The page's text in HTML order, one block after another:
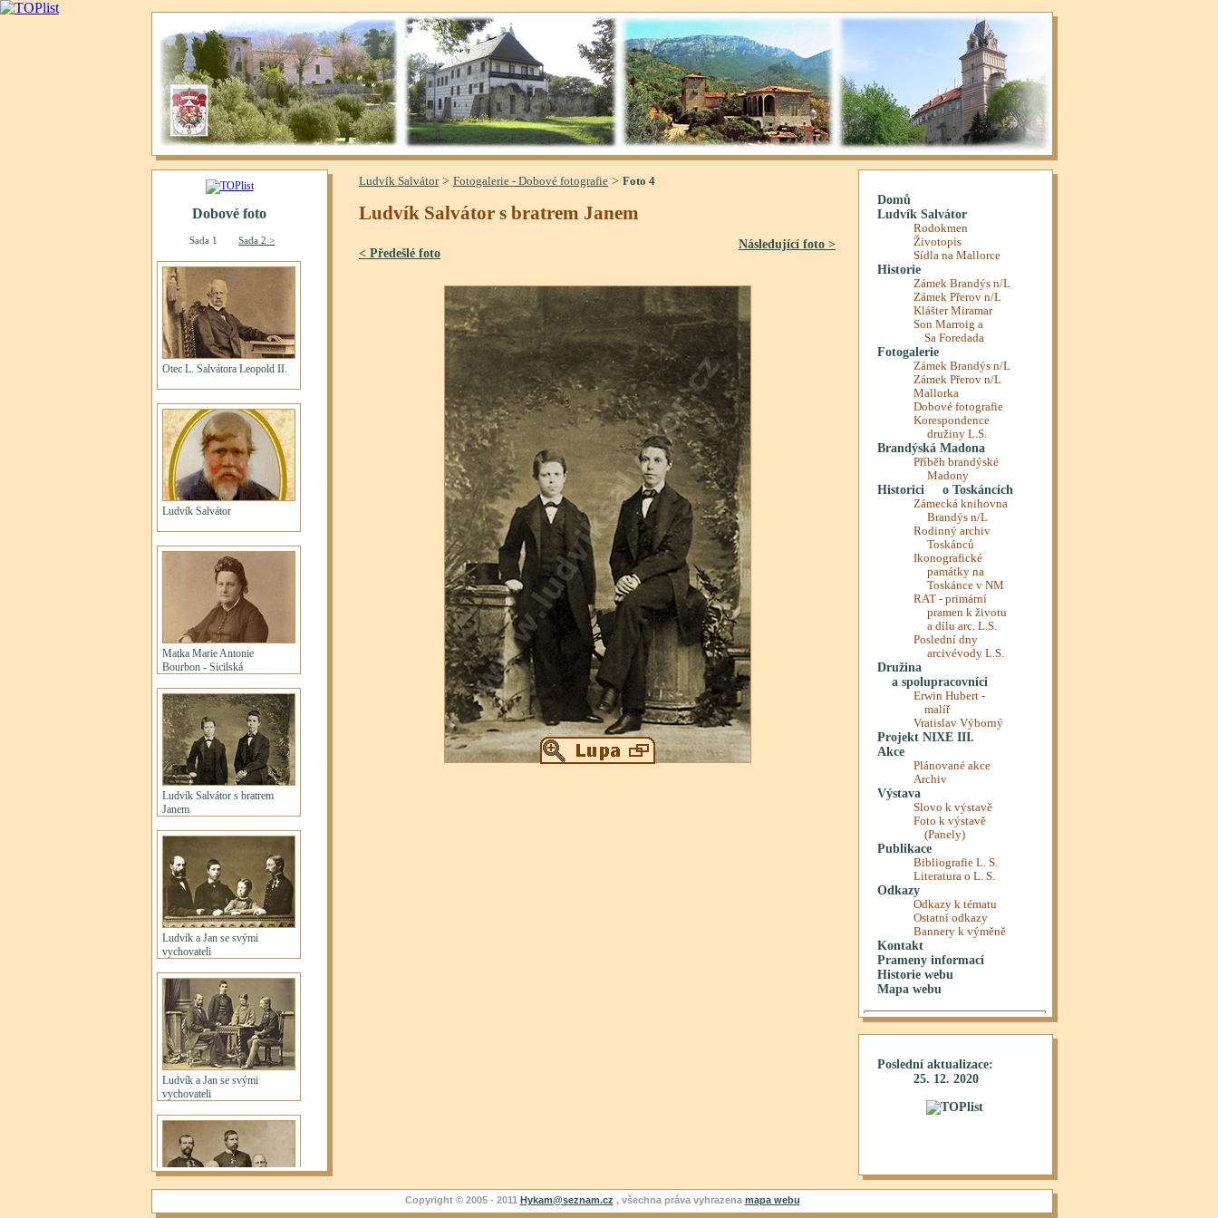
Ludvík Salvátor> Fotogalerie - Dobové fotografie > Foto 4
Ludvík Salvátor s bratrem Janem
< Předešlé foto
Následující foto >
Copyright © 2005 - 2011 Hykam@seznam.cz , všechna práva vyhrazena mapa webu